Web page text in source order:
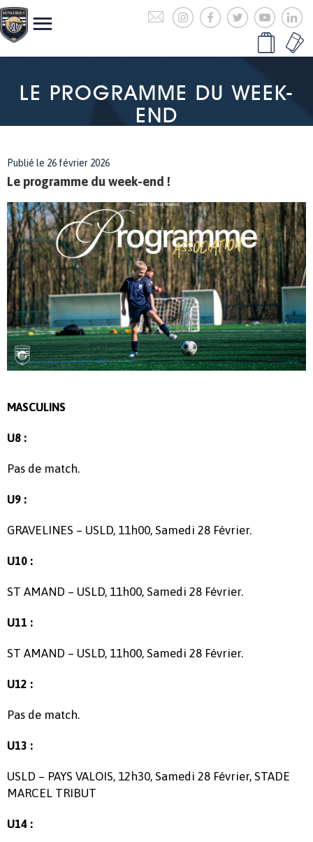
LE PROGRAMME DU WEEK-
END
Publié le 26 février 2026
Le programme du week-end !
MASCULINS
U8 :
Pas de match.
U9 :
GRAVELINES – USLD, 11h00, Samedi 28 Février.
U10 :
ST AMAND – USLD, 11h00, Samedi 28 Février.
U11 :
ST AMAND – USLD, 11h00, Samedi 28 Février.
U12 :
Pas de match.
U13 :
USLD – PAYS VALOIS, 12h30, Samedi 28 Février, STADE
MARCEL TRIBUT
U14 :